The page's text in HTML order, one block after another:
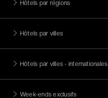
Hôtels par régions
Hôtels par villes
Hôtels par villes - internationales
Week-ends exclusifs